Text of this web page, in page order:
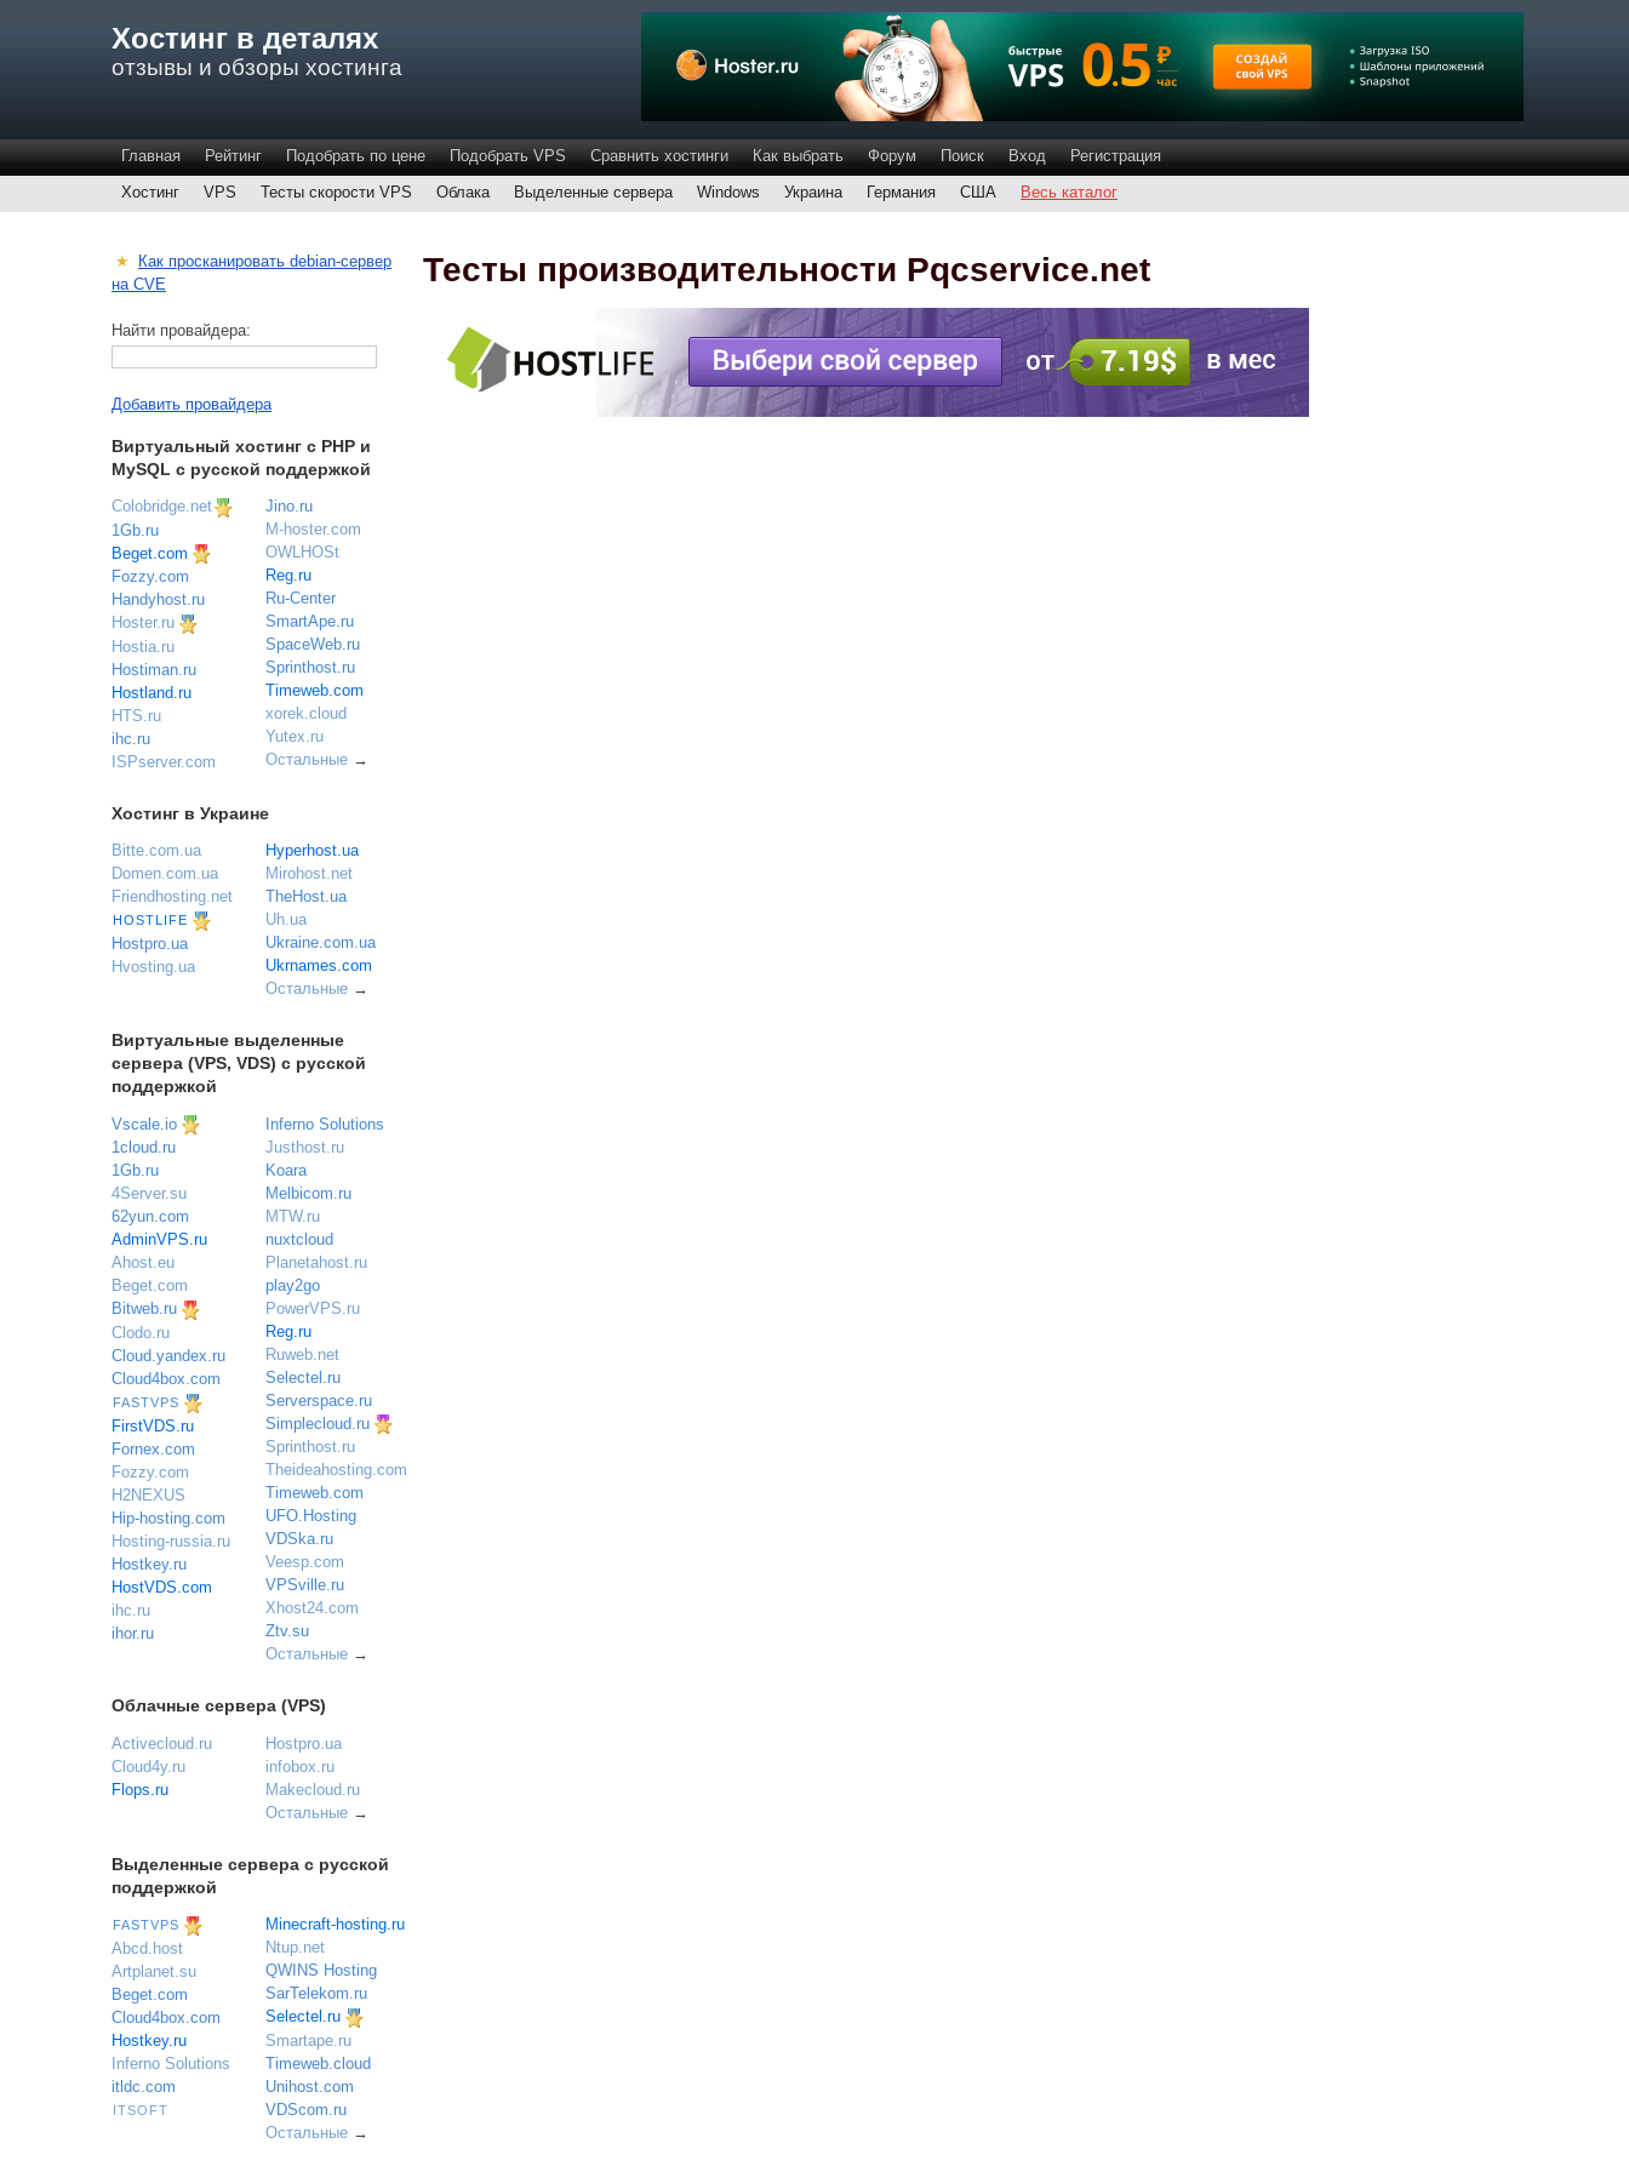
Хостинг в деталях
отзывы и обзоры хостинга
Главная Рейтинг Подобрать по цене Подобрать VPS Сравнить хостинги Как выбрать Форум Поиск Вход
Регистрация
Хостинг
VPS Тесты скорости VPS Облака Выделенные сервера Windows Украина Германия США Весь каталог
Тесты производительности Pqcservice.net
★ Как просканировать debian-сервер
на CVE
Найти провайдера:
Добавить провайдера
Виртуальный хостинг c PHP и
MySQL с русской поддержкой
Colobridge.net
1Gb.ru
Beget.com
Fozzy.com
Handyhost.ru
Hoster.ru
Hostia.ru
Hostiman.ru
Hostland.ru
HTS.ru
ihc.ru
ISPserver.com
Jino.ru
M-hoster.com
OWLHOSt
Reg.ru
Ru-Center
SmartApe.ru
SpaceWeb.ru
Sprinthost.ru
Timeweb.com
xorek.cloud
Yutex.ru
Остальные →
Хостинг в Украине
Bitte.com.ua
Domen.com.ua
Friendhosting.net
HOSTLIFE
Hostpro.ua
Hvosting.ua
Hyperhost.ua
Mirohost.net
TheHost.ua
Uh.ua
Ukraine.com.ua
Ukrnames.com
Остальные →
Виртуальные выделенные
сервера (VPS, VDS) с русской
поддержкой
Vscale.io
1cloud.ru
1Gb.ru
4Server.su
62yun.com
AdminVPS.ru
Ahost.eu
Beget.com
Bitweb.ru
Clodo.ru
Cloud.yandex.ru
Cloud4box.com
FASTVPS
FirstVDS.ru
Fornex.com
Fozzy.com
H2NEXUS
Hip-hosting.com
Hosting-russia.ru
Hostkey.ru
HostVDS.com
ihc.ru
ihor.ru
Inferno Solutions
Justhost.ru
Koara
Melbicom.ru
MTW.ru
nuxtcloud
Planetahost.ru
play2go
PowerVPS.ru
Reg.ru
Ruweb.net
Selectel.ru
Serverspace.ru
Simplecloud.ru
Sprinthost.ru
Theideahosting.com
Timeweb.com
UFO.Hosting
VDSka.ru
Veesp.com
VPSville.ru
Xhost24.com
Ztv.su
Остальные →
Облачные сервера (VPS)
Activecloud.ru
Cloud4y.ru
Flops.ru
Hostpro.ua
infobox.ru
Makecloud.ru
Остальные →
Выделенные сервера с русской
поддержкой
FASTVPS
Abcd.host
Artplanet.su
Beget.com
Cloud4box.com
Hostkey.ru
Inferno Solutions
itldc.com
ITSOFT
Minecraft-hosting.ru
Ntup.net
QWINS Hosting
SarTelekom.ru
Selectel.ru
Smartape.ru
Timeweb.cloud
Unihost.com
VDScom.ru
Остальные →